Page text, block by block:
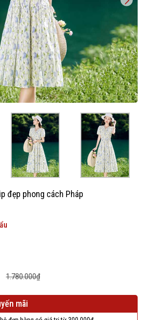
đẹp phong cách Pháp
1.780.000₫
mãi